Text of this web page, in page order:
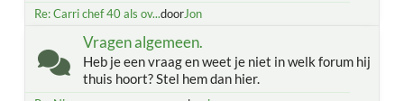
Re: Carri chef 40 als ov...doorJon
Vragen algemeen.
Heb je een vraag en weet je niet in welk forum hij
thuis hoort? Stel hem dan hier.